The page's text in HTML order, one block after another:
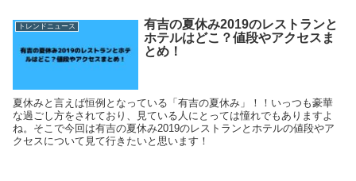
トレンドニュース
有吉の夏休み2019のレストランと
ホテルはどこ？値段やアクセスま
とめ！
夏休みと言えば恒例となっている「有吉の夏休み」！！いっつも豪華
な過ごし方をされており、見ている人にとっては憧れでもありますよ
ね。そこで今回は有吉の夏休み2019のレストランとホテルの値段やア
クセスについて見て行きたいと思います！